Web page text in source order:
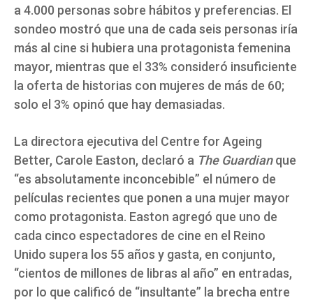
a 4.000 personas sobre hábitos y preferencias. El
sondeo mostró que una de cada seis personas iría
más al cine si hubiera una protagonista femenina
mayor, mientras que el 33% consideró insuficiente
la oferta de historias con mujeres de más de 60;
solo el 3% opinó que hay demasiadas.
La directora ejecutiva del Centre for Ageing
Better, Carole Easton, declaró a The Guardianque
“es absolutamente inconcebible” el número de
películas recientes que ponen a una mujer mayor
como protagonista. Easton agregó que uno de
cada cinco espectadores de cine en el Reino
Unido supera los 55 años y gasta, en conjunto,
“cientos de millones de libras al año” en entradas,
por lo que calificó de “insultante” la brecha entre